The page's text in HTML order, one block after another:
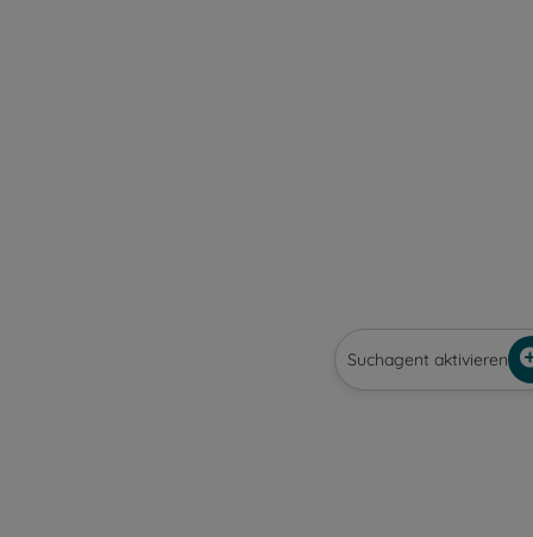
Suchagent aktivieren